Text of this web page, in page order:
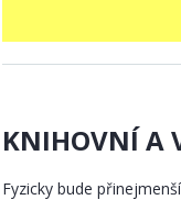
KNIHOVNÍ A
Fyzicky bude